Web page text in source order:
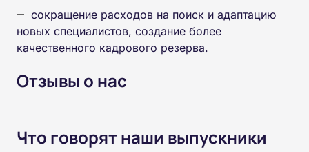
сокращение расходов на поиск и адаптацию
новых специалистов, создание более
качественного кадрового резерва.
Отзывы о нас
Что говорят наши выпускники